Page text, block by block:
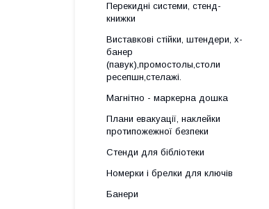
Перекидні системи, стенд-
книжки
Виставкові стійки, штендери, х-
банер
(павук),промостолы,столи
ресепшн,стелажі.
Магнітно - маркерна дошка
Плани евакуації, наклейки
протипожежної безпеки
Стенди для бібліотеки
Номерки і брелки для ключів
Банери